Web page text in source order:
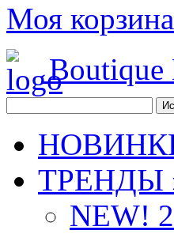
Моя
Boutique
ТРЕНДЫ
NEW!